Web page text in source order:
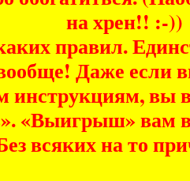
на хрен!! :-))
правил.
Даже если
инструкциям, вы
«Выигрыш» вам
всяких на то